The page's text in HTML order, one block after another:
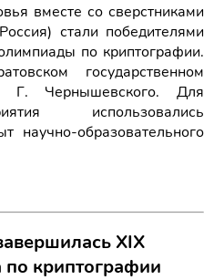
вместе со сверстниками
стали победителями
по криптографии.
государственном
Г. Чернышевского. Для
использовались
научно-образовательного
XIX
криптографии